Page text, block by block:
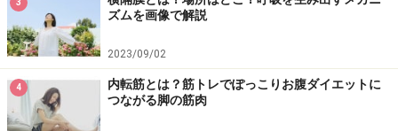
い。
※ダイエットは個人の体質、また、誤った方法による実践に起因
して体調不良を引き起こす場合があります。実践の際には、必ず
自身の体質及び健康状態を十分に考慮したうえで、正しい方法で
おこなってください。また、全ての方への有効性を保証するもの
ではありません。
3
ズムを画像で解説
2023/09/02
4
内転筋とは？筋トレでぽっこりお腹ダイエットに
つながる脚の筋肉